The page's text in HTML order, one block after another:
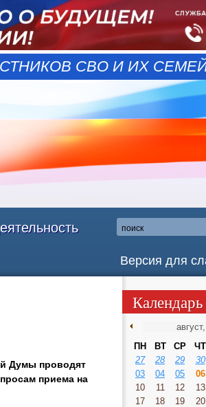
СВО И ИХ
Версия для
Думы проводят
приема на
Календарь
ПН ВТ СР ЧТ
27
28 29 30
03
04 05 06
10
11 12 13
17
18 19 20